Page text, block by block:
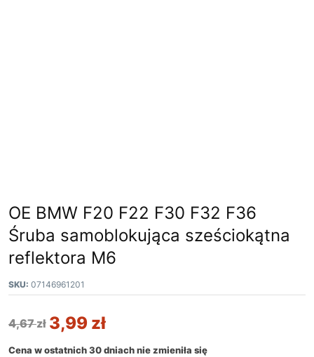
OE BMW F20 F22 F30 F32 F36
Śruba samoblokująca sześciokątna
reflektora M6
SKU: 07146961201
4,67zł 3,99 zł
Cena w ostatnich 30 dniach nie zmieniła się